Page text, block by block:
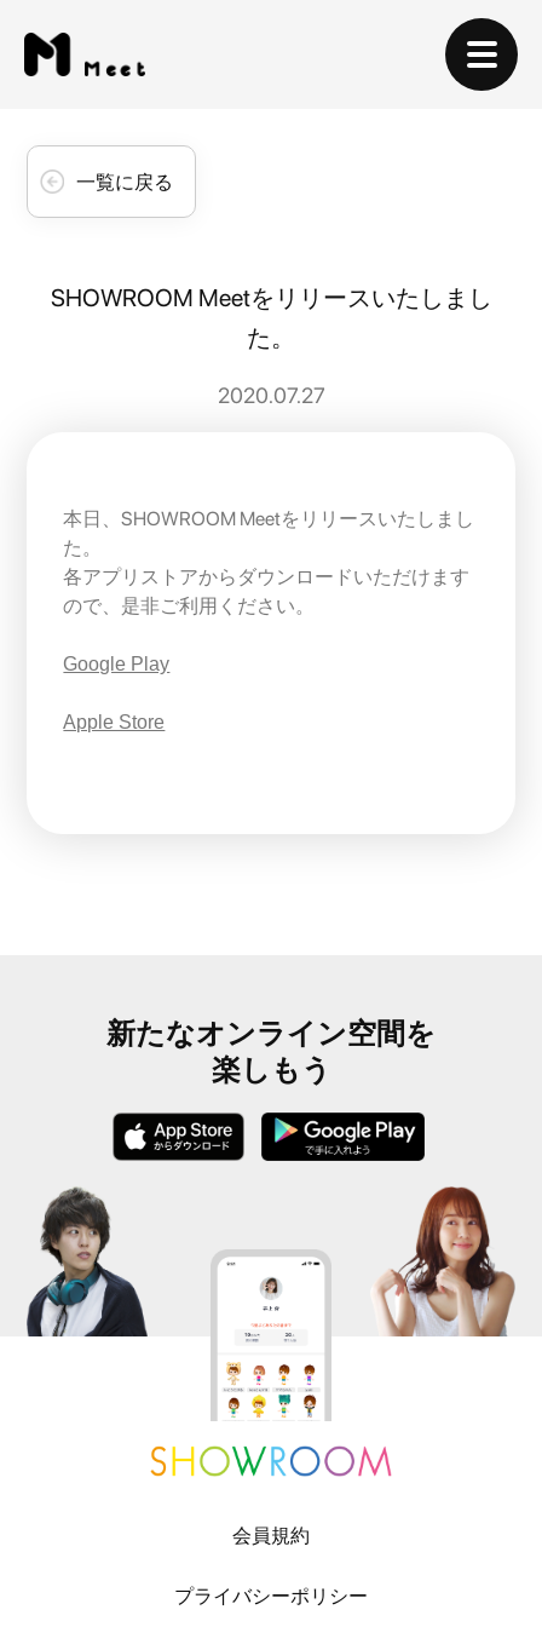
一覧に戻る
SHOWROOM Meetをリリースいたしまし
た。
2020.07.27
本日、SHOWROOM Meetをリリースいたしまし
た。
各アプリストアからダウンロードいただけます
ので、是非ご利用ください。
Google Play
Apple Store
新たなオンライン空間を
楽しもう
会員規約
プライバシーポリシー